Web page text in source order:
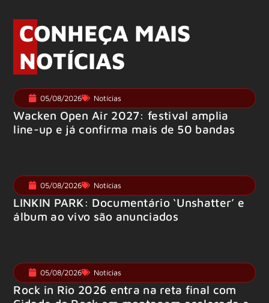
CONHEÇA MAIS
NOTÍCIAS
05/08/2026 Notícias
Wacken Open Air 2027: festival amplia
line-up e já confirma mais de 50 bandas
05/08/2026 Notícias
LINKIN PARK: Documentário ‘Unshatter’ e
álbum ao vivo são anunciados
05/08/2026 Notícias
Rock in Rio 2026 entra na reta final com